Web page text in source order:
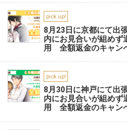
pick up!
8月23日に京都にて出
内にお見合いが組めず
用 全額返金のキャン
pick up!
8月30日に神戸にて出
内にお見合いが組めず
用 全額返金のキャン